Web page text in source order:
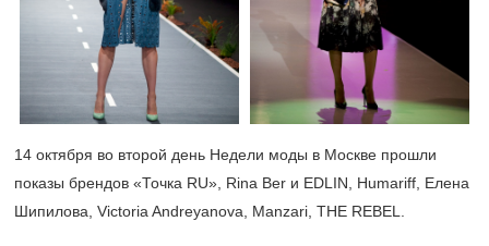
14 октября во второй день Недели моды в Москве прошли
показы брендов «Точка RU», Rina Ber и EDLIN, Humariff, Елена
Шипилова, Victoria Andreyanova, Manzari, THE REBEL.